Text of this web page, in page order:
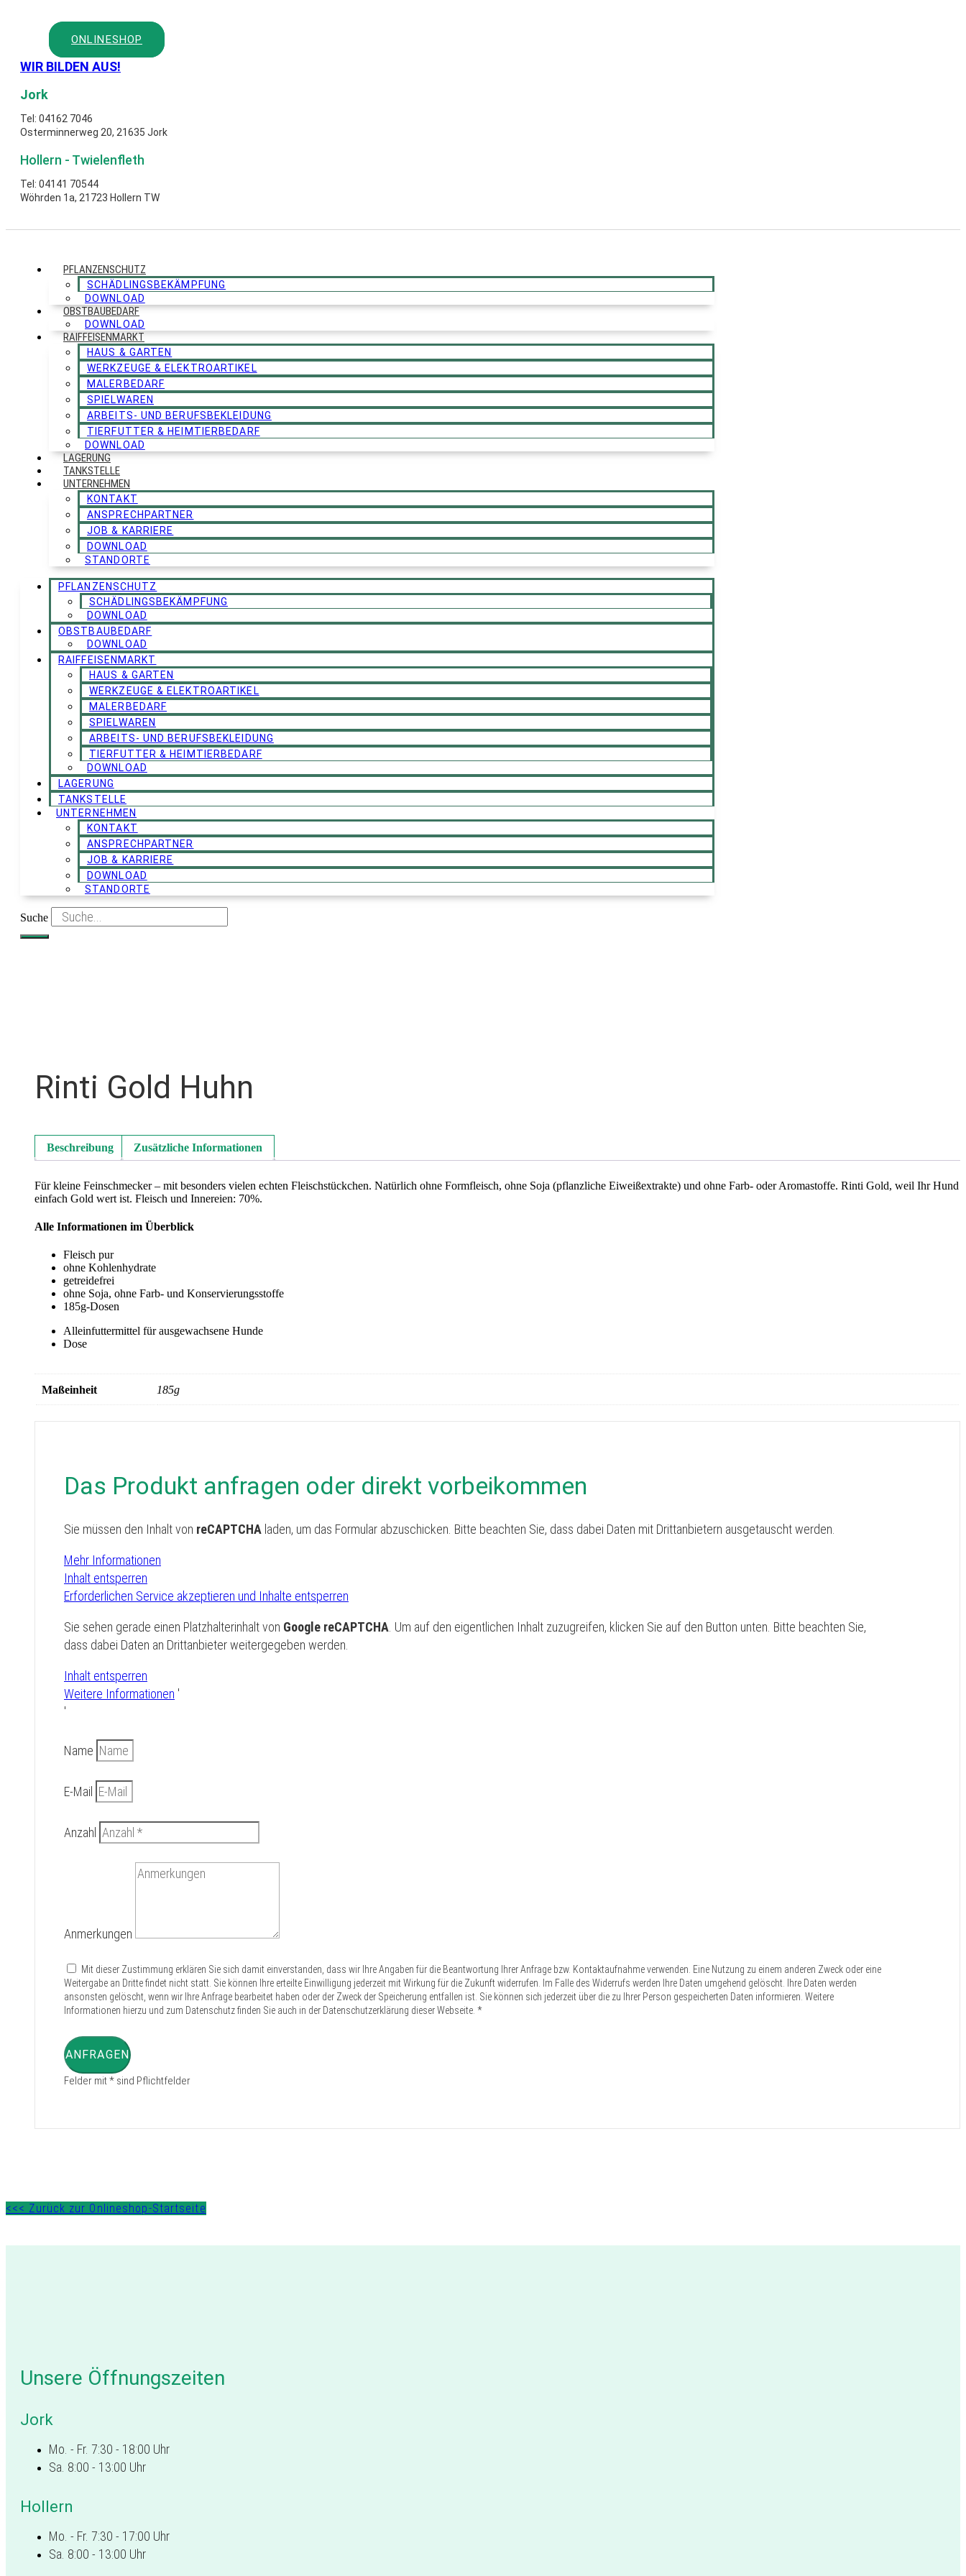
ONLINESHOP
WIR BILDEN AUS!
Jork
Tel: 04162 7046
Osterminnerweg 20, 21635 Jork
Hollern - Twielenfleth
Tel: 04141 70544
Wöhrden 1a, 21723 Hollern TW
PFLANZENSCHUTZ
SCHÄDLINGSBEKÄMPFUNG
DOWNLOAD
OBSTBAUBEDARF
DOWNLOAD
RAIFFEISENMARKT
HAUS & GARTEN
WERKZEUGE & ELEKTROARTIKEL
MALERBEDARF
SPIELWAREN
ARBEITS- UND BERUFSBEKLEIDUNG
TIERFUTTER & HEIMTIERBEDARF
DOWNLOAD
LAGERUNG
TANKSTELLE
UNTERNEHMEN
KONTAKT
ANSPRECHPARTNER
JOB & KARRIERE
DOWNLOAD
STANDORTE
PFLANZENSCHUTZ
SCHÄDLINGSBEKÄMPFUNG
DOWNLOAD
OBSTBAUBEDARF
DOWNLOAD
RAIFFEISENMARKT
HAUS & GARTEN
WERKZEUGE & ELEKTROARTIKEL
MALERBEDARF
SPIELWAREN
ARBEITS- UND BERUFSBEKLEIDUNG
TIERFUTTER & HEIMTIERBEDARF
DOWNLOAD
LAGERUNG
TANKSTELLE
UNTERNEHMEN
KONTAKT
ANSPRECHPARTNER
JOB & KARRIERE
DOWNLOAD
STANDORTE
Suche
Rinti Gold Huhn
Beschreibung Zusätzliche Informationen
Für kleine Feinschmecker – mit besonders vielen echten Fleischstückchen. Natürlich ohne Formfleisch, ohne Soja (pflanzliche Eiweißextrakte) und ohne Farb- oder Aromastoffe. Rinti Gold, weil Ihr Hund
einfach Gold wert ist. Fleisch und Innereien: 70%.
Alle Informationen im Überblick
Fleisch pur
ohne Kohlenhydrate
getreidefrei
ohne Soja, ohne Farb- und Konservierungsstoffe
185g-Dosen
Alleinfuttermittel für ausgewachsene Hunde
Dose
Maßeinheit 185g
Das Produkt anfragen oder direkt vorbeikommen
Sie müssen den Inhalt von reCAPTCHA laden, um das Formular abzuschicken. Bitte beachten Sie, dass dabei Daten mit Drittanbietern ausgetauscht werden.
Mehr Informationen
Inhalt entsperren
Erforderlichen Service akzeptieren und Inhalte entsperren
Sie sehen gerade einen Platzhalterinhalt von Google reCAPTCHA . Um auf den eigentlichen Inhalt zuzugreifen, klicken Sie auf den Button unten. Bitte beachten Sie,
dass dabei Daten an Drittanbieter weitergegeben werden.
Inhalt entsperren
Weitere Informationen '
'
Name
E-Mail
Anzahl
Anmerkungen
Mit dieser Zustimmung erklären Sie sich damit einverstanden, dass wir Ihre Angaben für die Beantwortung Ihrer Anfrage bzw. Kontaktaufnahme verwenden. Eine Nutzung zu einem anderen Zweck oder eine
Weitergabe an Dritte findet nicht statt. Sie können Ihre erteilte Einwilligung jederzeit mit Wirkung für die Zukunft widerrufen. Im Falle des Widerrufs werden Ihre Daten umgehend gelöscht. Ihre Daten werden
ansonsten gelöscht, wenn wir Ihre Anfrage bearbeitet haben oder der Zweck der Speicherung entfallen ist. Sie können sich jederzeit über die zu Ihrer Person gespeicherten Daten informieren. Weitere
Informationen hierzu und zum Datenschutz finden Sie auch in der Datenschutzerklärung dieser Webseite. *
ANFRAGEN
Felder mit * sind Pflichtfelder
<<< Zurück zur Onlineshop-Startseite
Unsere Öffnungszeiten
Jork
Mo. - Fr. 7:30 - 18:00 Uhr
Sa. 8:00 - 13:00 Uhr
Hollern
Mo. - Fr. 7:30 - 17:00 Uhr
Sa. 8:00 - 13:00 Uhr